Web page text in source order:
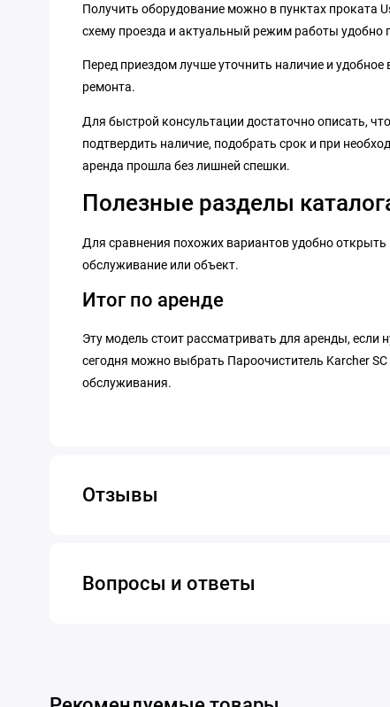
Получить оборудование можно в пунктах проката
схему проезда и актуальный режим работы удобно
Перед приездом лучше уточнить наличие и
ремонта.
Для быстрой консультации достаточно описать,
подтвердить наличие, подобрать срок и при
аренда прошла без лишней спешки.
Полезные разделы
Для сравнения похожих вариантов удобно открыть
обслуживание или объект.
Итог по аренде
Эту модель стоит рассматривать для аренды, если
сегодня можно выбрать Пароочиститель Karcher
обслуживания.
Отзывы
Вопросы и ответы